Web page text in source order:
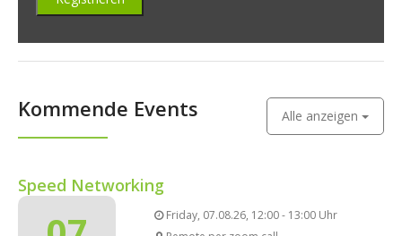
Kommende Events Alle anzeigen
Speed Networking
Friday, 07.08.26, 12:00 - 13:00 Uhr